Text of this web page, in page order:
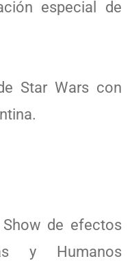
especial de
Star Wars con
de efectos
y Humanos